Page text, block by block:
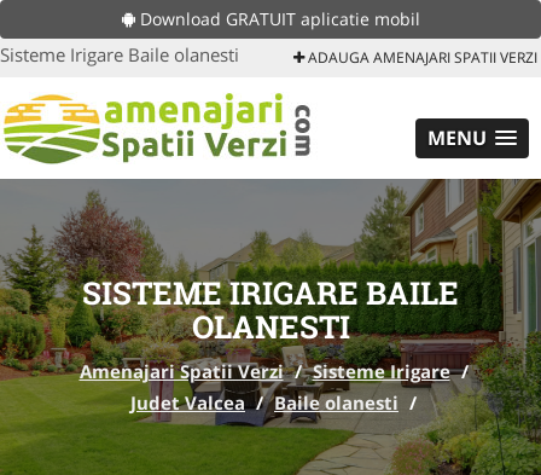
Download GRATUIT aplicatie mobil
Sisteme Irigare Baile olanesti ADAUGA AMENAJARI SPATII VERZI
MENU
SISTEME IRIGARE BAILE
OLANESTI
Amenajari Spatii Verzi / Sisteme Irigare /
Judet Valcea / Baile olanesti /